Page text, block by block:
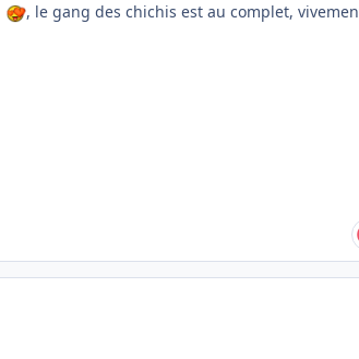
, le gang des chichis est au complet,